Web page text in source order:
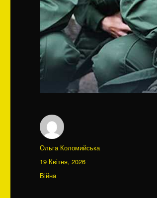
Автор
Ольга Коломийська
Оприлюднено
19 Квітня, 2026
Категорії
Війна